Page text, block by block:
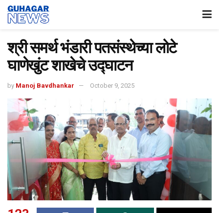
श्री समर्थ भंडारी पतसंस्थेच्या लोटे
घाणेखुंट शाखेचे उद्घाटन
by Manoj Bavdhankar October 9, 2025